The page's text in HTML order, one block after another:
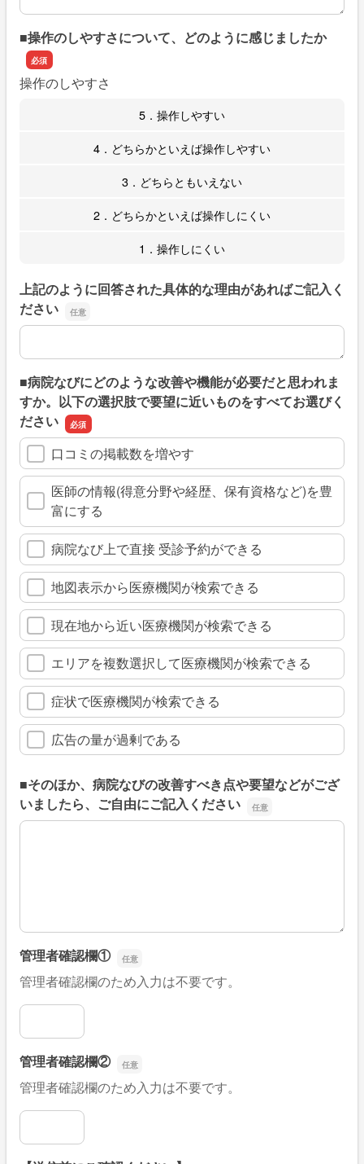
■操作のしやすさについて、どのように感じましたか
操作のしやすさ
5．操作しやすい
4．どちらかといえば操作しやすい
3．どちらともいえない
2．どちらかといえば操作しにくい
1．操作しにくい
上記のように回答された具体的な理由があればご記入く
ださい
上記のように回答された具体的な理由があればご記入くだ
■病院なびにどのような改善や機能が必要だと思われま
すか。以下の選択肢で要望に近いものをすべてお選びく
ださい
口コミの掲載数を増やす
医師の情報(得意分野や経歴、保有資格など)を豊
富にする
病院なび上で直接 受診予約ができる
地図表示から医療機関が検索できる
現在地から近い医療機関が検索できる
エリアを複数選択して医療機関が検索できる
症状で医療機関が検索できる
広告の量が過剰である
■そのほか、病院なびの改善すべき点や要望などがござ
いましたら、ご自由にご記入ください
■そのほか、病院なびの改善すべき点や要望などがござい
管理者確認欄①
管理者確認欄のため入力は不要です。
管理者確認欄①
管理者確認欄②
管理者確認欄のため入力は不要です。
管理者確認欄②